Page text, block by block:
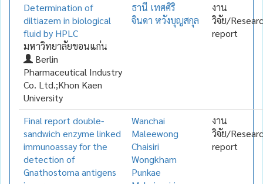
Determination of
diltiazem in biological
fluid by HPLC
มหาวิทยาลัยขอนแก่น
Berlin
Pharmaceutical Industry
Co. Ltd.;Khon Kaen
University
ธานี เทศศิริ
จินดา หวังบุญสกุล
งาน
วิจัย/
report
Final report double-
sandwich enzyme linked
immunoassay for the
detection of
Gnathostoma antigens
Wanchai
Maleewong
Chaisiri
Wongkham
Punkae
งาน
วิจัย/
report